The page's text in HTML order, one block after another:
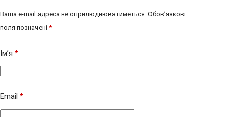
Ваша e-mail адреса не оприлюднюватиметься. Обов’язкові
поля позначені *
Ім’я *
Email *